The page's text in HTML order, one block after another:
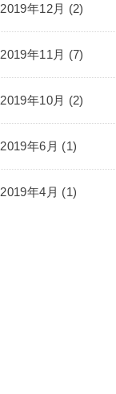
2019年12月 (2)
2019年11月 (7)
2019年10月 (2)
2019年6月 (1)
2019年4月 (1)